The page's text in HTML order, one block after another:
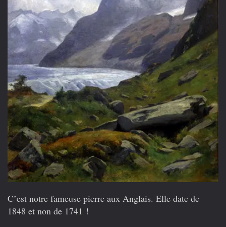
C’est notre fameuse pierre aux Anglais. Elle date de
1848 et non de 1741 !